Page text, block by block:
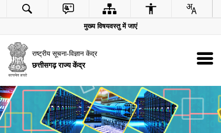
मुख्य विषयवस्तु में जाएं
राष्ट्रीय सूचना-विज्ञान केंद्र
छत्तीसगढ़ राज्य केंद्र